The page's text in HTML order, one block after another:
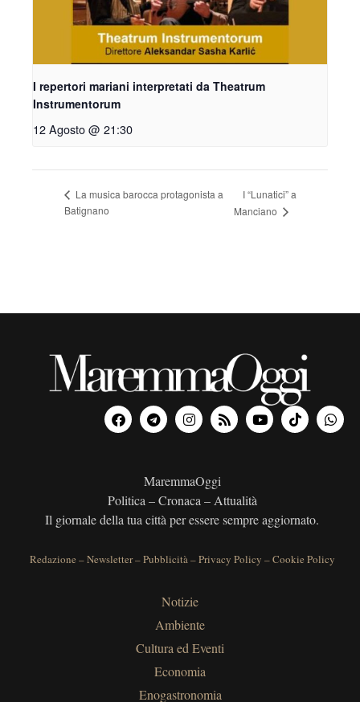
I repertori mariani interpretati da Theatrum
Instrumentorum
12 Agosto @ 21:30
La musica barocca protagonista a
Batignano
I “Lunatici” a
Manciano
MaremmaOggi
Politica – Cronaca – Attualità
Il giornale della tua città per essere sempre aggiornato.
Redazione –Newsletter–Pubblicità–Privacy Policy –Cookie Policy
Notizie
Ambiente
Cultura ed Eventi
Economia
Enogastronomia